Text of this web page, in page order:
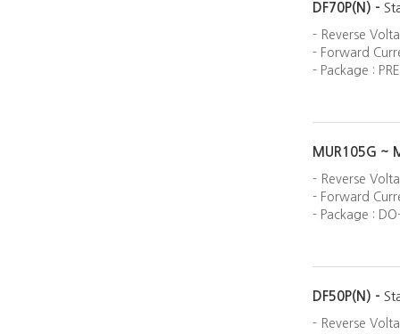
DF70P(N) -
- Reverse
- Forward
- Package :
MUR105G ~
- Reverse
- Forward
- Package :
DF50P(N) -
- Reverse